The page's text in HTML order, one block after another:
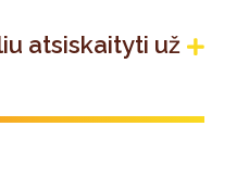
atsiskaityti už